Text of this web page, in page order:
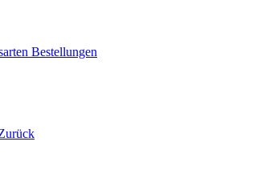
Bestellungen